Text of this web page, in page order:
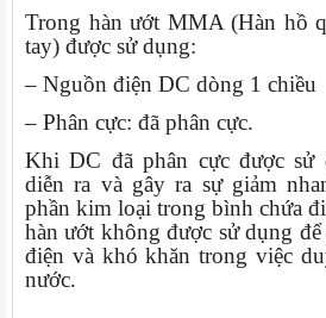
Trong hàn ướt MMA (Hàn hồ
tay) được sử dụng:
– Nguồn điện DC dòng 1 chiều
– Phân cực: đã phân cực.
Khi DC đã phân cực được sử
diễn ra và gây ra sự giảm
phần kim loại trong bình chứa
hàn ướt không được sử dụng
điện và khó khăn trong việc
nước.